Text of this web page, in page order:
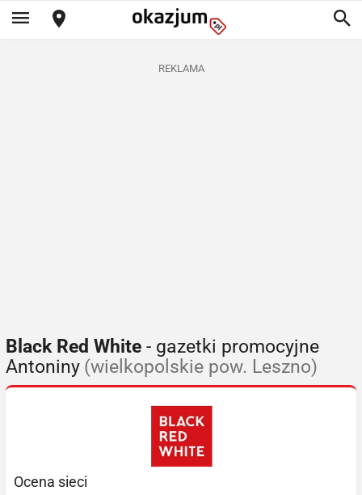
REKLAMA
Black Red White - gazetki promocyjne
Antoniny (wielkopolskie pow. Leszno)
Ocena sieci